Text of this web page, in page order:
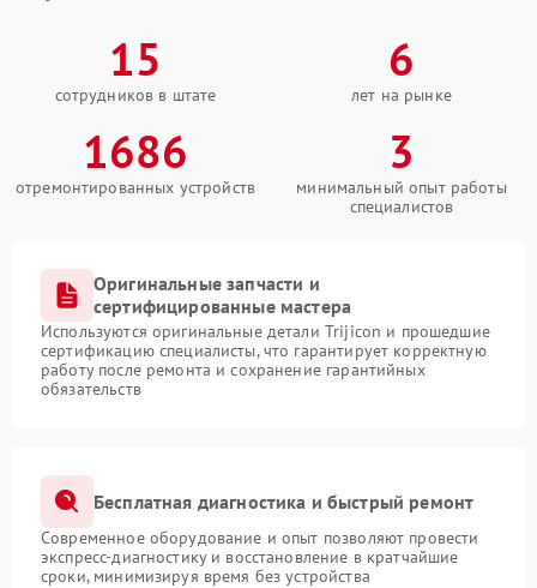
15
сотрудников в штате
6
лет на рынке
1686
отремонтированных устройств
3
минимальный опыт работы
специалистов
Оригинальные запчасти и
сертифицированные мастера
Используются оригинальные детали Trijicon и прошедшие
сертификацию специалисты, что гарантирует корректную
работу после ремонта и сохранение гарантийных
обязательств
Бесплатная диагностика и быстрый ремонт
Современное оборудование и опыт позволяют провести
экспресс-диагностику и восстановление в кратчайшие
сроки, минимизируя время без устройства